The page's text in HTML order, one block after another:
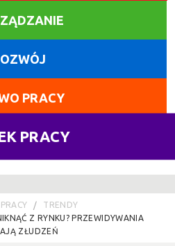
PRACY
PRACY
TRENDY
Z RYNKU? PRZEWIDYWANIA
ZŁUDZEŃ